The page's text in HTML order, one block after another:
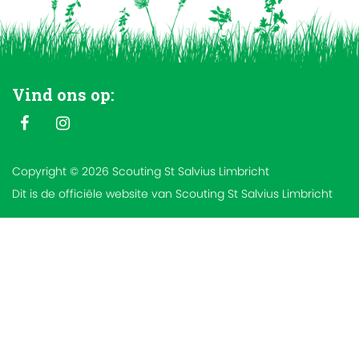
Vind ons op:
Copyright © 2026 Scouting St Salvius Limbricht
Dit is de officiële website van Scouting St Salvius Limbricht